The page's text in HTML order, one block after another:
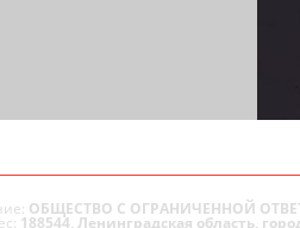
ОБЩЕСТВО С ОГРАНИЧЕННОЙ
188544, Ленинградская область,